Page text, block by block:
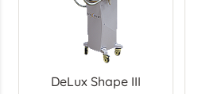
DeLux Shape III